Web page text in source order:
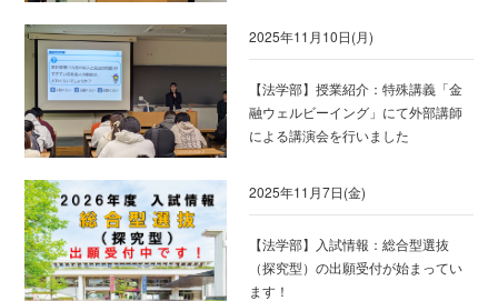
2025年11月10日(月)
【法学部】授業紹介：特殊講義「金
融ウェルビーイング」にて外部講師
による講演会を行いました
2025年11月7日(金)
【法学部】入試情報：総合型選抜
（探究型）の出願受付が始まってい
ます！